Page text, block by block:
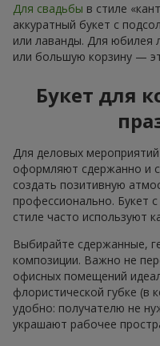
Для свадьбы в стиле
аккуратный букет с
или лаванды. Для юбилея
или большую корзину —
Букет для
Для деловых
оформляют сдержанно и
создать позитивную
профессионально. Букет
стиле часто используют
Выбирайте сдержанные,
композиции. Важно не
офисных помещений
флористической губке (в
удобно: получателю не
украшают рабочее